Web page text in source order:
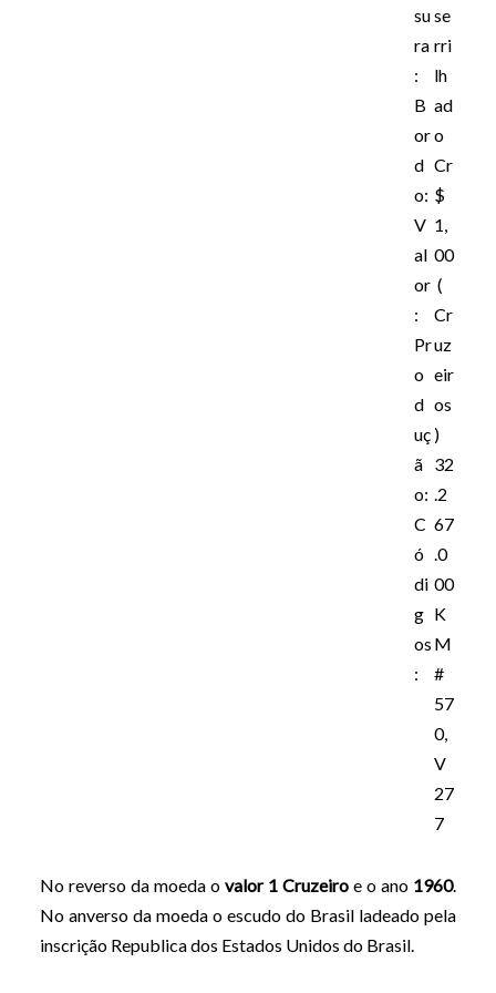
su
ra
:
B
or
d
o:
V
al
or
:
Pr
o
d
uç
ã
o:
C
ó
di
g
os
:
se
rri
lh
ad
o
Cr
$
1,
00
(
Cr
uz
eir
os
)
32
.2
67
.0
00
K
M
#
57
0,
V
27
7
No reverso da moeda o valor 1 Cruzeiro e o ano 1960.
No anverso da moeda o escudo do Brasil ladeado pela
inscrição Republica dos Estados Unidos do Brasil.